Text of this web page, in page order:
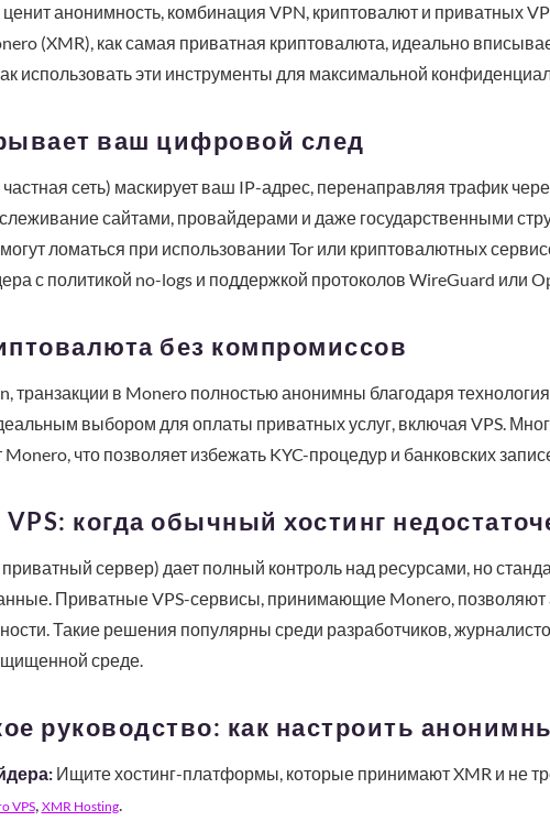
ценит анонимность, комбинация VPN, криптовалют и приватных
(XMR), как самая приватная криптовалюта, идеально
использовать эти инструменты для максимальной
ваш цифровой след
сеть) маскирует ваш IP-адрес, перенаправляя трафик
сайтами, провайдерами и даже государственными
ломаться при использовании Tor или криптовалютных
с политикой no-logs и поддержкой протоколов WireGuard или
без компромиссов
транзакции в Monero полностью анонимны благодаря
выбором для оплаты приватных услуг, включая VPS.
что позволяет избежать KYC-процедур и банковских
когда обычный хостинг
сервер) дает полный контроль над ресурсами, но
Приватные VPS-сервисы, принимающие Monero, позволяют
Такие решения популярны среди разработчиков,
среде.
руководство: как настроить
Ищите хостинг-платформы, которые принимают XMR и не
VPS, XMR Hosting.